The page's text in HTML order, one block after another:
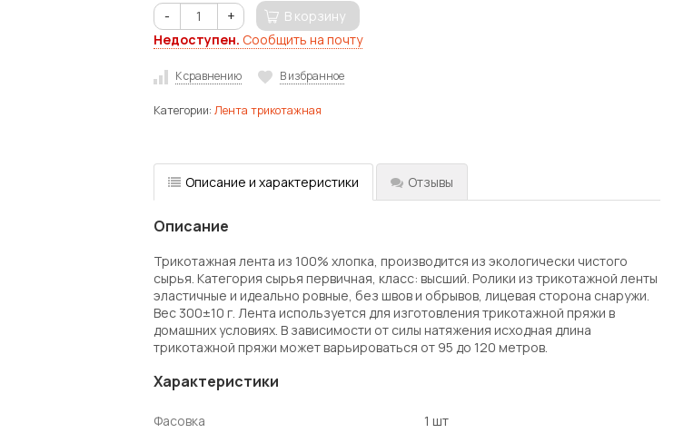
- +
В корзину
Недоступен. Сообщить на почту
К сравнению В избранное
Категории: Лента трикотажная
Описание и характеристики Отзывы
Описание
Трикотажная лента из 100% хлопка, производится из экологически чистого
сырья. Категория сырья первичная, класс: высший. Ролики из трикотажной ленты
эластичные и идеально ровные, без швов и обрывов, лицевая сторона снаружи.
Вес 300±10 г. Лента используется для изготовления трикотажной пряжи в
домашних условиях. В зависимости от силы натяжения исходная длина
трикотажной пряжи может варьироваться от 95 до 120 метров.
Характеристики
Фасовка
1 шт